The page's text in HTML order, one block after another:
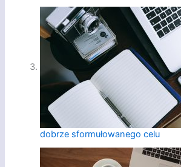
dobrze sformułowanego celu